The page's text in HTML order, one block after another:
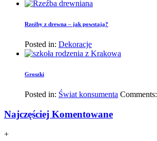
Rzeźby z drewna – jak powstają?
Posted in: Dekoracje
Groszki
Posted in: Świat konsumenta Comments:
Najczęściej Komentowane
+